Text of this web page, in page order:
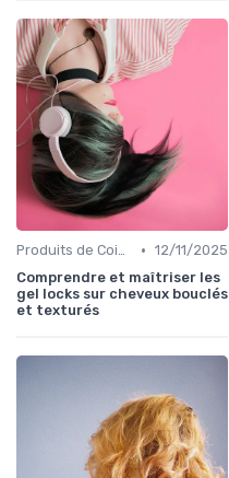
Produits de Coiffage • 12/11/2025
Comprendre et maîtriser les
gel locks sur cheveux bouclés
et texturés